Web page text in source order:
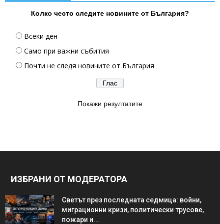
Колко често следите новините от България?
Всеки ден
Само при важни събития
Почти не следя новините от България
Покажи резултатите
ИЗБРАНИ ОТ МОДЕРАТОРА
Светът през последната седмица: войни,
миграционни кризи, политически трусове,
пожари и...